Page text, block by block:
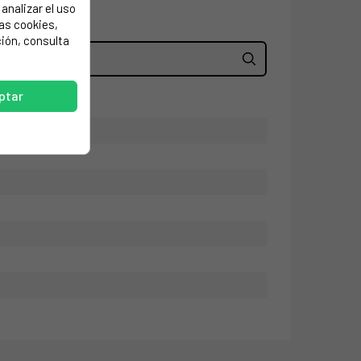
el uso
cookies,
consulta